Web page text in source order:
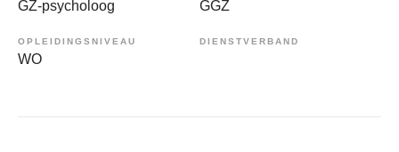
GZ-psycholoog GGZ
OPLEIDINGSNIVEAU
WO
DIENSTVERBAND